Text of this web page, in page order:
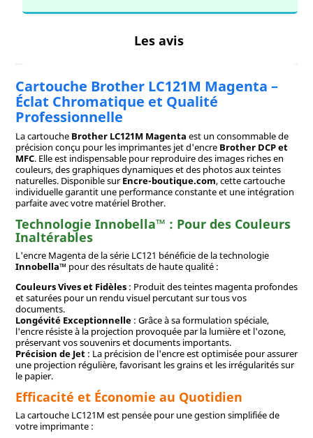
Les avis
Cartouche Brother LC121M Magenta –
Éclat Chromatique et Qualité
Professionnelle
La cartouche Brother LC121M Magenta est un consommable de
précision conçu pour les imprimantes jet d'encre Brother DCP et
MFC. Elle est indispensable pour reproduire des images riches en
couleurs, des graphiques dynamiques et des photos aux teintes
naturelles. Disponible surEncre-boutique.com, cette cartouche
individuelle garantit une performance constante et une intégration
parfaite avec votre matériel Brother.
Technologie Innobella™ : Pour des Couleurs
Inaltérables
L'encre Magenta de la série LC121 bénéficie de la technologie
Innobella™ pour des résultats de haute qualité :
Couleurs Vives et Fidèles: Produit des teintes magenta profondes
et saturées pour un rendu visuel percutant sur tous vos
documents.
Longévité Exceptionnelle: Grâce à sa formulation spéciale,
l'encre résiste à la projection provoquée par la lumière et l'ozone,
préservant vos souvenirs et documents importants.
Précision de Jet: La précision de l'encre est optimisée pour assurer
une projection régulière, favorisant les grains et les irrégularités sur
le papier.
Efficacité et Économie au Quotidien
La cartouche LC121M est pensée pour une gestion simplifiée de
votre imprimante :